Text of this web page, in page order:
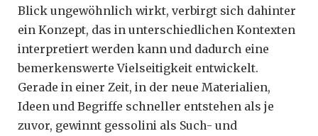
Blick ungewöhnlich wirkt, verbirgt sich dahinter
ein Konzept, das in unterschiedlichen Kontexten
interpretiert werden kann und dadurch eine
bemerkenswerte Vielseitigkeit entwickelt.
Gerade in einer Zeit, in der neue Materialien,
Ideen und Begriffe schneller entstehen als je
zuvor, gewinnt gessolini als Such- und